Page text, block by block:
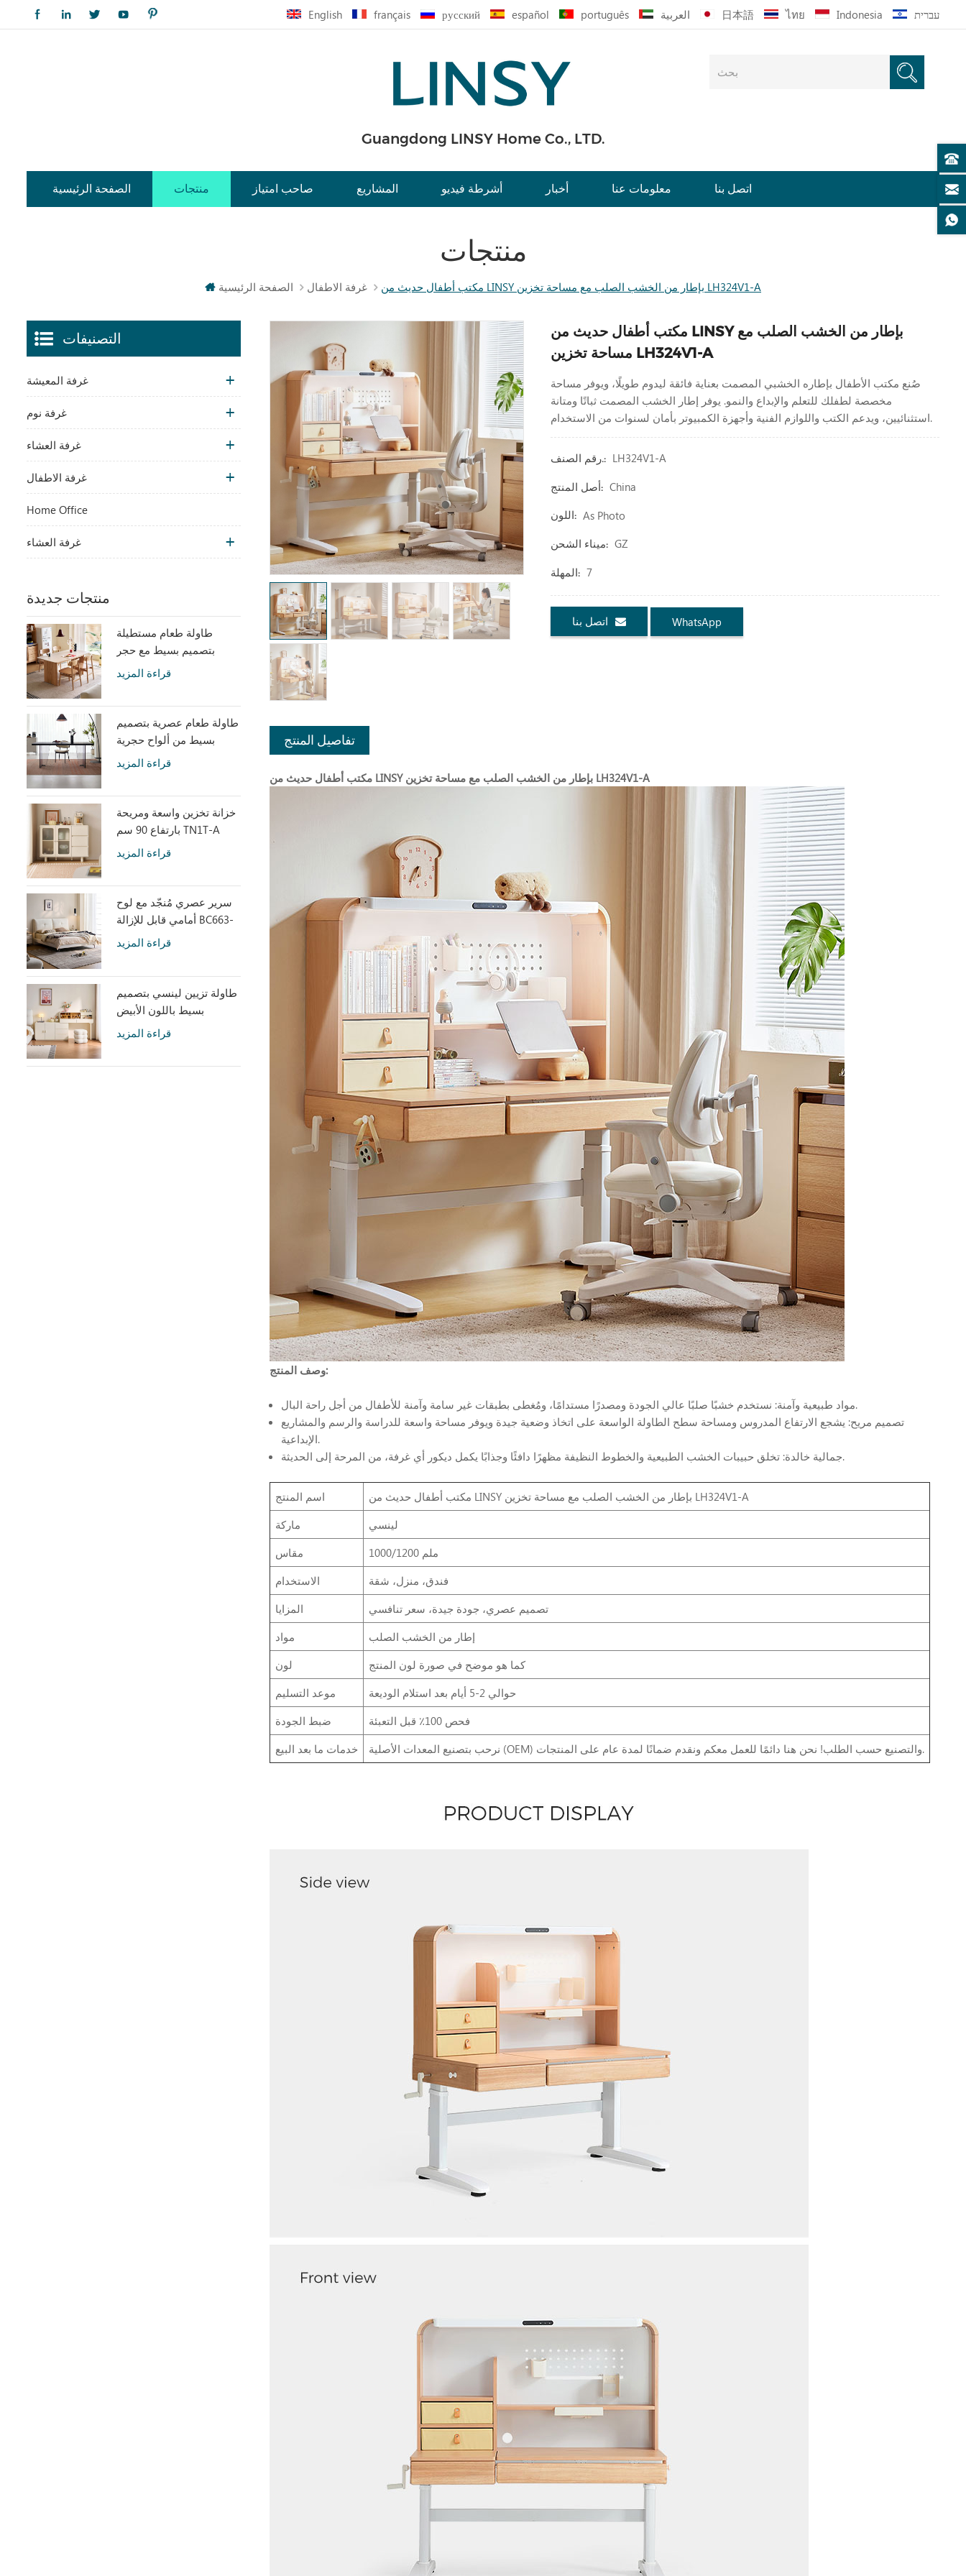
English français русский español português العربية 日本語 ไทย Indonesia עברית
Guangdong LINSY Home Co., LTD.
الصفحة الرئيسية منتجات صاحب امتياز المشاريع أشرطة فيديو أخبار معلومات عنا اتصل بنا
منتجات
الصفحة الرئيسية غرفة الاطفال مكتب أطفال حديث من LINSY بإطار من الخشب الصلب مع مساحة تخزين LH324V1-A
مكتب أطفال حديث من LINSY بإطار من الخشب الصلب مع
مساحة تخزين LH324V1-A
صُنع مكتب الأطفال بإطاره الخشبي المصمت بعناية فائقة ليدوم طويلًا، ويوفر مساحة
مخصصة لطفلك للتعلم والإبداع والنمو. يوفر إطار الخشب المصمت ثباتًا ومتانة
استثنائيين، ويدعم الكتب واللوازم الفنية وأجهزة الكمبيوتر بأمان لسنوات من الاستخدام.
رقم الصنف.: LH324V1-A
أصل المنتج: China
اللون: As Photo
ميناء الشحن: GZ
المهلة: 7
اتصل بنا WhatsApp
تفاصيل المنتج
مكتب أطفال حديث من LINSY بإطار من الخشب الصلب مع مساحة تخزين LH324V1-A
وصف المنتج:
مواد طبيعية وآمنة: نستخدم خشبًا صلبًا عالي الجودة ومصدرًا مستدامًا، ومُغطى بطبقات غير سامة وآمنة للأطفال من أجل راحة البال.
تصميم مريح: يشجع الارتفاع المدروس ومساحة سطح الطاولة الواسعة على اتخاذ وضعية جيدة ويوفر مساحة واسعة للدراسة والرسم والمشاريع
الإبداعية.
جمالية خالدة: تخلق حبيبات الخشب الطبيعية والخطوط النظيفة مظهرًا دافئًا وجذابًا يكمل ديكور أي غرفة، من المرحة إلى الحديثة.
اسم المنتج
مكتب أطفال حديث من LINSY بإطار من الخشب الصلب مع مساحة تخزين LH324V1-A
ماركة
لينسي
مقاس
1000/1200 ملم
الاستخدام
فندق، منزل، شقة
المزايا
تصميم عصري، جودة جيدة، سعر تنافسي
مواد
إطار من الخشب الصلب
لون
كما هو موضح في صورة لون المنتج
موعد التسليم
حوالي 2-5 أيام بعد استلام الوديعة
ضبط الجودة
فحص 100٪ قبل التعبئة
خدمات ما بعد البيع
نرحب بتصنيع المعدات الأصلية (OEM) والتصنيع حسب الطلب! نحن هنا دائمًا للعمل معكم ونقدم ضمانًا لمدة عام على المنتجات.
التصنيفات
غرفة المعيشة
غرفة نوم
غرفة العشاء
غرفة الاطفال
Home Office
غرفة العشاء
منتجات جديدة
طاولة طعام مستطيلة
بتصميم بسيط مع حجر
متكلس LH586R4-Cقراءة المزيد
طاولة طعام عصرية بتصميم
بسيط من ألواح حجرية
رمادية مع أكريليك شفاف
RI2R-B
قراءة المزيد
خزانة تخزين واسعة ومريحة
بارتفاع 90 سم TN1T-A
قراءة المزيد
سرير عصري مُنجّد مع لوح
أمامي قابل للإزالة BC663-
قراءة المزيد
طاولة تزيين لينسي بتصميم
بسيط باللون الأبيض
قراءة المزيد